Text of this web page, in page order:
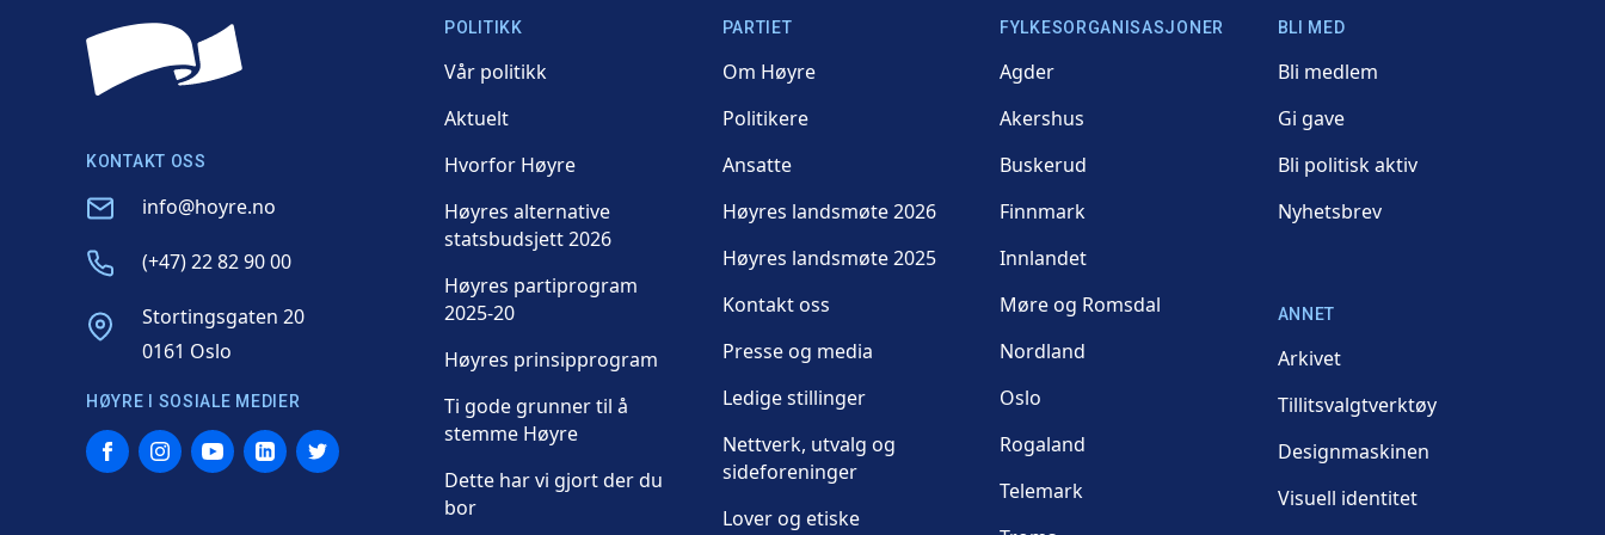
KONTAKT OSS
Email info@hoyre.no
Phone(+47) 22 82 90 00
AddressStortingsgaten 20
0161 Oslo
HØYRE I SOSIALE MEDIER
FacebookInstagramYouTubeLinkedInTwitter
POLITIKK
Vår politikk
Aktuelt
Hvorfor Høyre
Høyres alternative
statsbudsjett 2026
Høyres partiprogram
2025-20
Høyres prinsipprogram
Ti gode grunner til å
stemme Høyre
Dette har vi gjort der du
bor
PARTIET
Om Høyre
Politikere
Ansatte
Høyres landsmøte 2026
Høyres landsmøte 2025
Kontakt oss
Presse og media
Ledige stillinger
Nettverk, utvalg og
sideforeninger
Lover og etiske
FYLKESORGANISASJONER
Agder
Akershus
Buskerud
Finnmark
Innlandet
Møre og Romsdal
Nordland
Oslo
Rogaland
Telemark
BLI MED
Bli medlem
Gi gave
Bli politisk aktiv
Nyhetsbrev
ANNET
Arkivet
Tillitsvalgtverktøy
Designmaskinen
Visuell identitet